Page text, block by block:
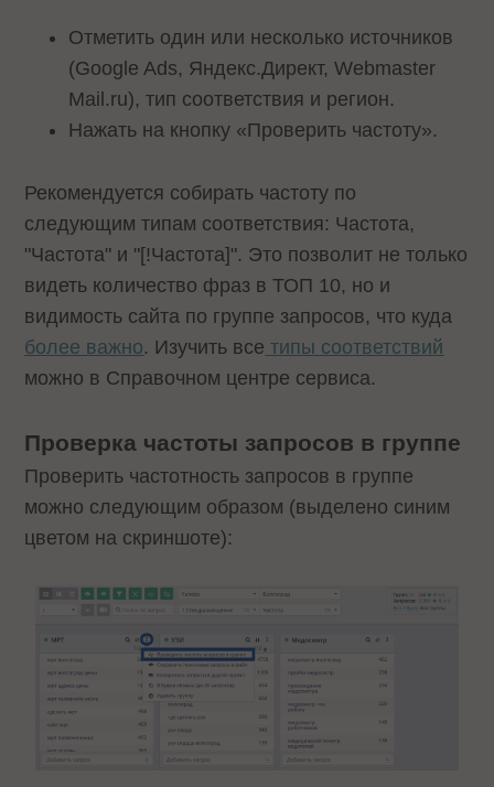
Отметить один или несколько источников
(Google Ads, Яндекс.Директ, Webmaster
Mail.ru), тип соответствия и регион.
Нажать на кнопку «Проверить частоту».
Рекомендуется собирать частоту по
следующим типам соответствия: Частота,
"Частота" и "[!Частота]". Это позволит не только
видеть количество фраз в ТОП 10, но и
видимость сайта по группе запросов, что куда
более важно. Изучить все типы соответствий
можно в Справочном центре сервиса.
Проверка частоты запросов в группе
Проверить частотность запросов в группе
можно следующим образом (выделено синим
цветом на скриншоте):